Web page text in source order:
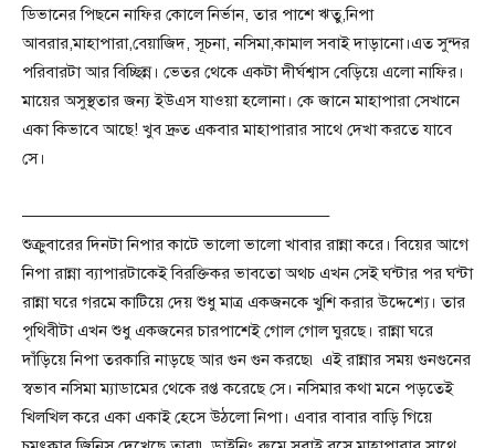
ডিভানের পিছনে নাফির কোলে নির্ভান, তার পাশে ঋতু,নিপা
আবরার,মাহাপারা,বেয়াজিদ, সূচনা, নসিমা,কামাল সবাই দাড়ানো।এত সুন্দর
পরিবারটা আর বিচ্ছিন্ন। ভেতর থেকে একটা দীর্ঘশ্বাস বেড়িয়ে এলো নাফির।
মায়ের অসুস্থতার জন্য ইউএস যাওয়া হলোনা। কে জানে মাহাপারা সেখানে
একা কিভাবে আছে! খুব দ্রুত একবার মাহাপারার সাথে দেখা করতে যাবে
সে।
——————————————————–
শুক্রুবারের দিনটা নিপার কাটে ভালো ভালো খাবার রান্না করে। বিয়ের আগে
নিপা রান্না ব্যাপারটাকেই বিরক্তিকর ভাবতো অথচ এখন সেই ঘন্টার পর ঘন্টা
রান্না ঘরে গরমে কাটিয়ে দেয় শুধু মাত্র একজনকে খুশি করার উদ্দেশ্যে। তার
পৃথিবীটা এখন শুধু একজনের চারপাশেই গোল গোল ঘুরছে। রান্না ঘরে
দাঁড়িয়ে নিপা তরকারি নাড়ছে আর গুন গুন করছে৷ এই রান্নার সময় গুনগুনের
স্বভাব নসিমা ম্যাডামের থেকে রপ্ত করেছে সে। নসিমার কথা মনে পড়তেই
খিলখিল করে একা একাই হেসে উঠলো নিপা। এবার বাবার বাড়ি গিয়ে